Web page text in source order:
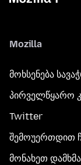
Mozilla
მოხსენება
პირველწყარო
Twitter
შემოუერთდით
მონახეთ